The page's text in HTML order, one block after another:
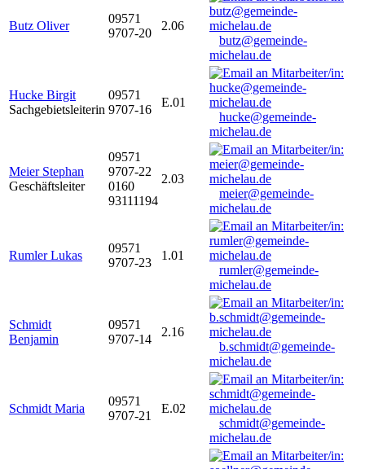
Butz Oliver
09571
9707-20
2.06
butz@gemeinde-
michelau.de
Hucke Birgit
Sachgebietsleiterin
09571
9707-16
E.01
hucke@gemeinde-
michelau.de
Meier Stephan
Geschäftsleiter
09571
9707-22
0160
93111194
2.03
meier@gemeinde-
michelau.de
Rumler Lukas
09571
9707-23
1.01
rumler@gemeinde-
michelau.de
Schmidt
Benjamin
09571
9707-14
2.16
b.schmidt@gemeinde-
michelau.de
Schmidt Maria
09571
9707-21
E.02
schmidt@gemeinde-
michelau.de